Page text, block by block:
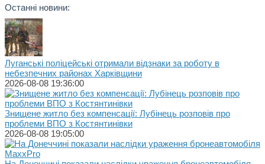
Останні новини:
Луганські поліцейські отримали відзнаки за роботу в
небезпечних районах Харківщини
2026-08-08 19:36:00
Знищене житло без компенсації: Лубінець розповів про
проблеми ВПО з Костянтинівки
2026-08-08 19:05:00